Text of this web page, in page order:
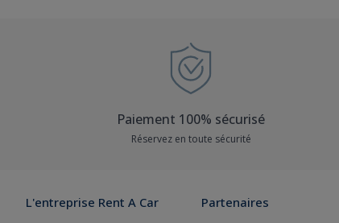
Paiement 100% sécurisé
Réservez en toute sécurité
L'entreprise Rent A Car Partenaires